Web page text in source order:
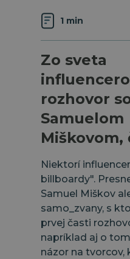
1 min
Zo sveta
rozhovor
Samuelom
Miškovom,
Niektorí
billboardy".
Samuel Miškov
⁠samo_zvany⁠, s
prvej časti
napríklad aj o
názor na tvorcov,